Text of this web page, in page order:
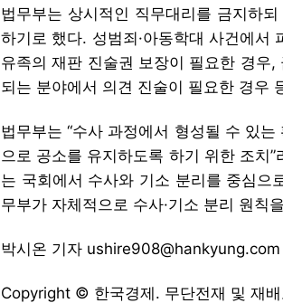
으로 공소를 유지하도록 하기 위한 조치
는 국회에서 수사와 기소 분리를 중심으
무부가 자체적으로 수사·기소 분리 원칙
Copyright © 한국경제. 무단전재 및 재배
"매일 15분씩 평소